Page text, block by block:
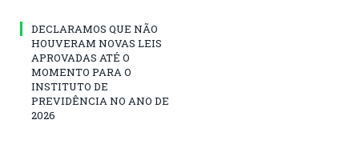
DECLARAMOS QUE NÃO
HOUVERAM NOVAS LEIS
APROVADAS ATÉ O
MOMENTO PARA O
INSTITUTO DE
PREVIDÊNCIA NO ANO DE
2026